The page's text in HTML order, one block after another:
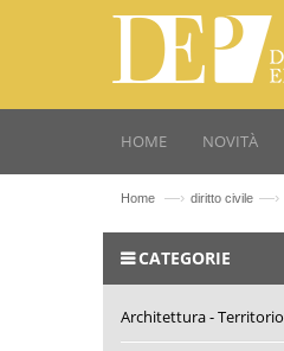
HOME NOVITÀ
Home —› diritto civile —›
CATEGORIE
Architettura - Territorio